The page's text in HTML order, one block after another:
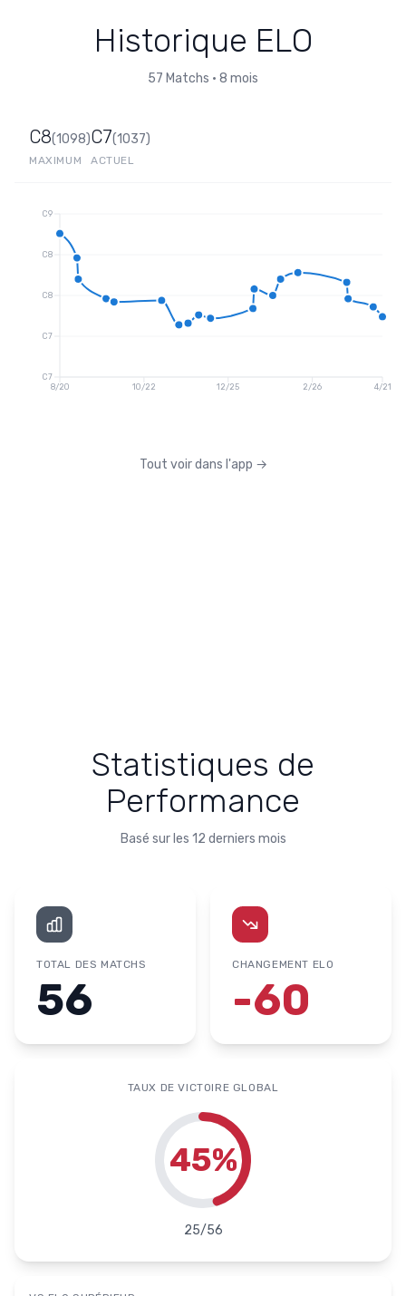
Historique ELO
57 Matchs • 8 mois
C8(1098)
MAXIMUM
C7(1037)
ACTUEL
8/20 10/22 12/25 2/26 4/21
C7
C7
C8
C8
C9
Tout voir dans l'app →
Statistiques de
Performance
Basé sur les 12 derniers mois
TOTAL DES MATCHS
56
CHANGEMENT ELO
-60
TAUX DE VICTOIRE GLOBAL
45%
25/56